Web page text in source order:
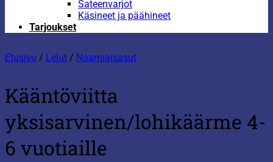
Sateenvarjot
Käsineet ja päähineet
Tarjoukset
Etusivu / Lelut / Naamiaisasut
Kääntöviitta
yksisarvinen/lohikäärme 4-
6 vuotiaille